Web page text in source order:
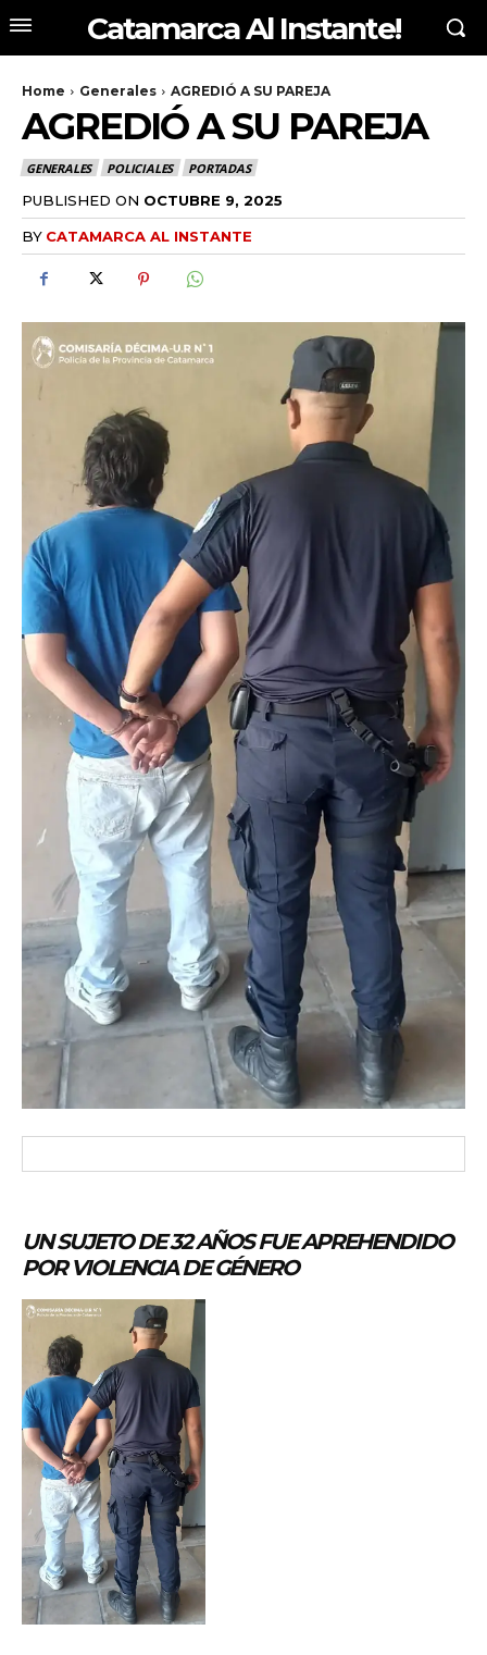
Catamarca Al Instante!
Home Generales AGREDIÓ A SU PAREJA
AGREDIÓ A SU PAREJA
GENERALES POLICIALES PORTADAS
PUBLISHED ON OCTUBRE 9, 2025
BY CATAMARCA AL INSTANTE
UN SUJETO DE 32 AÑOS FUE APREHENDIDO
POR VIOLENCIA DE GÉNERO